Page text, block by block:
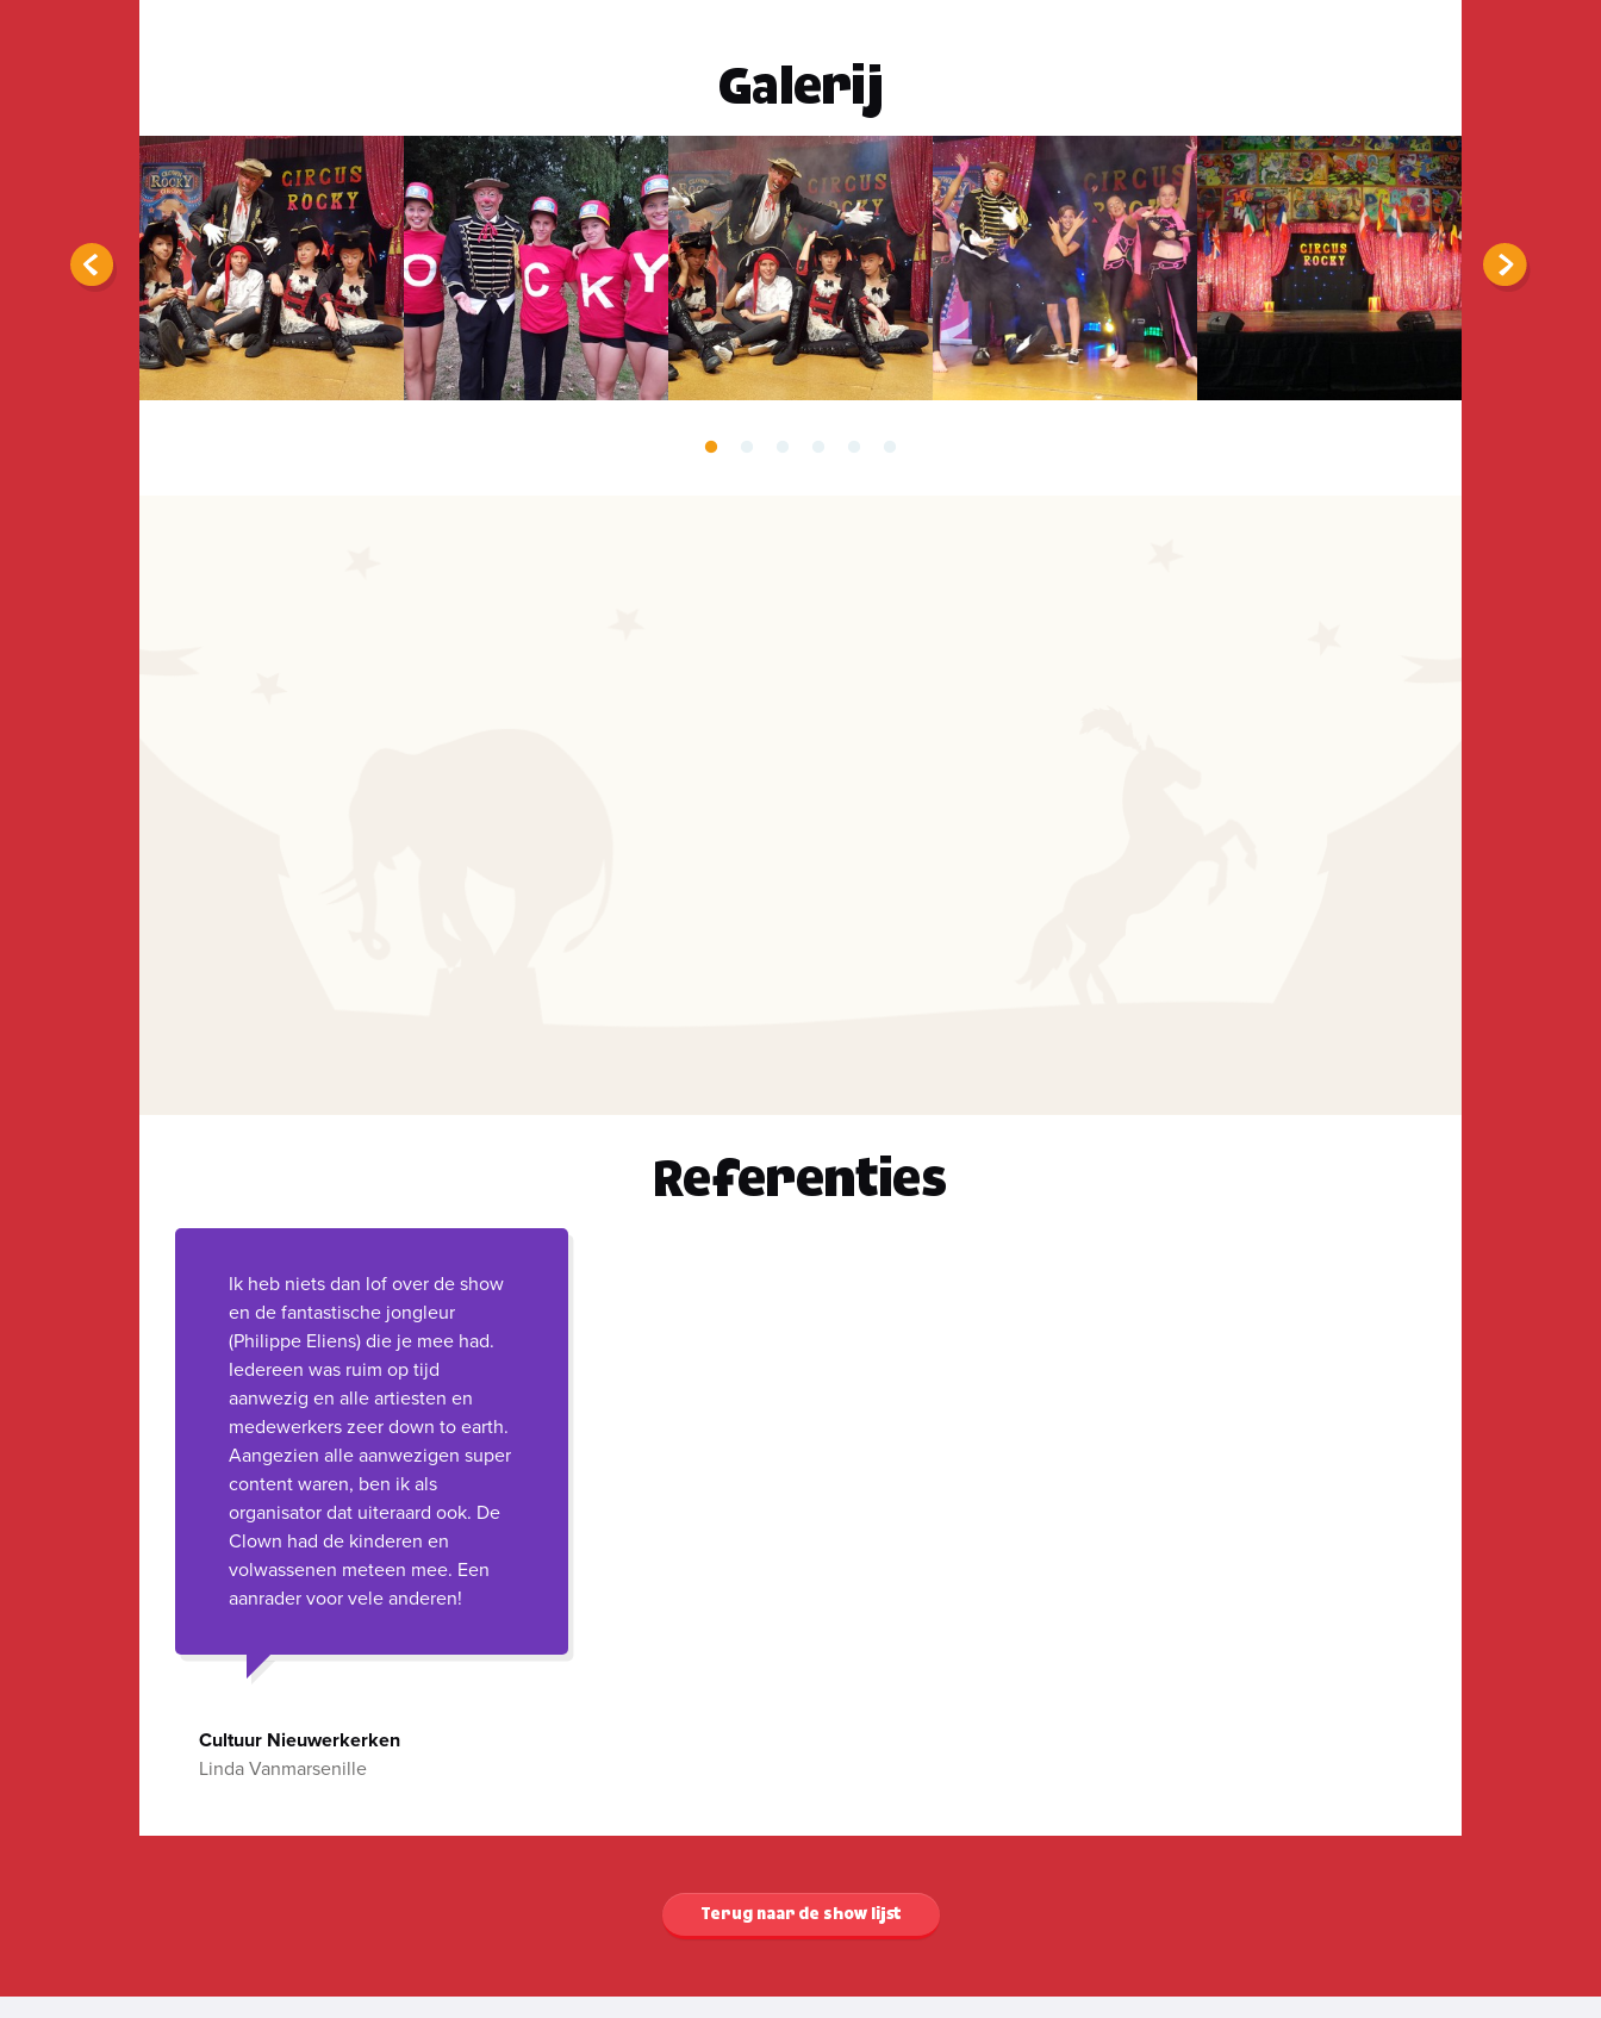
Galerij
Referenties
Ik heb niets dan lof over de show
en de fantastische jongleur
(Philippe Eliens) die je mee had.
Iedereen was ruim op tijd
aanwezig en alle artiesten en
medewerkers zeer down to earth.
Aangezien alle aanwezigen super
content waren, ben ik als
organisator dat uiteraard ook. De
Clown had de kinderen en
volwassenen meteen mee. Een
aanrader voor vele anderen!
Cultuur Nieuwerkerken
Linda Vanmarsenille
Terug naar de show lijst